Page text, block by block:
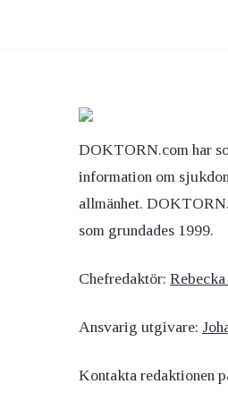
DOKTORN.com har
information om
allmänhet.
som grundades 1999.
Chefredaktör:
Ansvarig utgivare:
Kontakta redaktionen